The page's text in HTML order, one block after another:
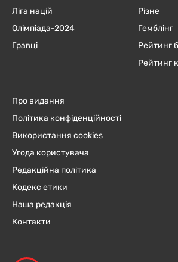
Ліга націй
Олімпіада-2024
Гравці
Різне
Гемблінг
Рейтинг
Рейтинг
Про видання
Політика конфіденційності
Використання cookies
Угода користувача
Редакційна політика
Кодекс етики
Наша редакція
Контакти